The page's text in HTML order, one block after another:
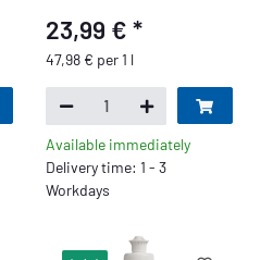
23,99 € *
47,98 € per 1 l
Available immediately
Delivery time: 1 - 3
Workdays